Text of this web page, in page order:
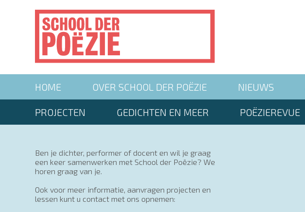
navigationHOME OVER SCHOOL DER POËZIE NIEUWS
PROJECTEN GEDICHTEN EN MEER POËZIEREVUE
Ben je dichter, performer of docent en wil je graag
een keer samenwerken met School der Poëzie? We
horen graag van je.
Ook voor meer informatie, aanvragen projecten en
lessen kunt u contact met ons opnemen: